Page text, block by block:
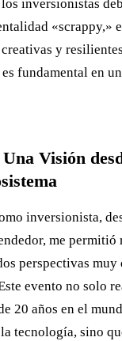
los inversionistas
«scrappy,»
y
fundamental en
Visión
inversionista,
me
perspectivas
evento no solo
20 años en el
tecnología, sino